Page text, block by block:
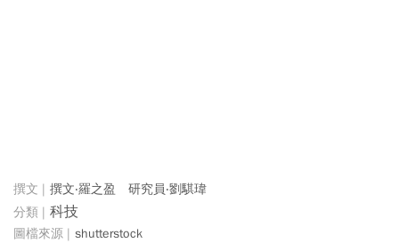
撰文‧羅之盈 研究員‧劉騏瑋
科技
shutterstock